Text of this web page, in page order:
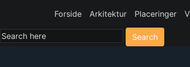
Forside Arkitektur Placeringer
Search